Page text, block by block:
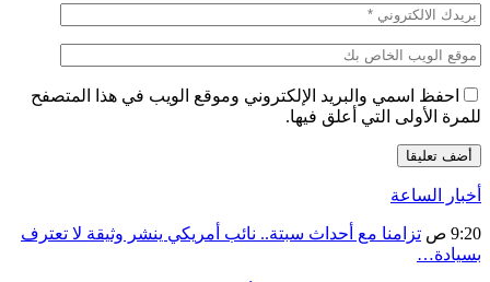
احفظ اسمي والبريد الإلكتروني وموقع الويب في هذا المتصفح
للمرة الأولى التي أعلق فيها.
أخبار الساعة
9:20 ص
تزامنا مع أحداث سبتة.. نائب أمريكي ينشر وثيقة لا تعترف
بسيادة…